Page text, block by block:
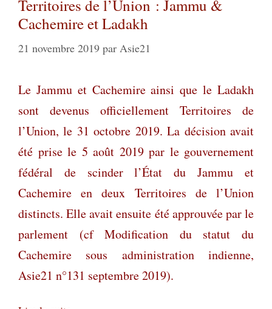
Territoires de l’Union : Jammu &
Cachemire et Ladakh
21 novembre 2019 par Asie21
Le Jammu et Cachemire ainsi que le Ladakh
sont devenus officiellement Territoires de
l’Union, le 31 octobre 2019. La décision avait
été prise le 5 août 2019 par le gouvernement
fédéral de scinder l’État du Jammu et
Cachemire en deux Territoires de l’Union
distincts. Elle avait ensuite été approuvée par le
parlement (cf Modification du statut du
Cachemire sous administration indienne,
Asie21 n°131 septembre 2019).